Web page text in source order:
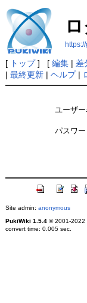
[ トップ] [ 編集| 差
| 最終更新| ヘルプ|
ユーザ
パスワ
Site admin: anonymous
PukiWiki 1.5.4© 2001-2022
convert time: 0.005 sec.